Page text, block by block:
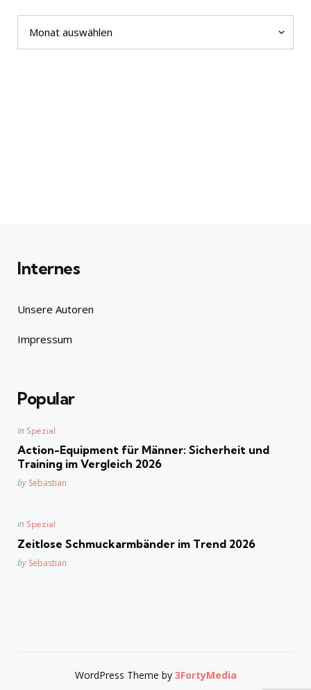
Archiv
Internes
Unsere Autoren
Impressum
Popular
Posted
in Spezial
Action-Equipment für Männer: Sicherheit und
Training im Vergleich 2026
Posted
by Sebastian
Posted
in Spezial
Zeitlose Schmuckarmbänder im Trend 2026
Posted
by Sebastian
WordPress Theme by 3FortyMedia